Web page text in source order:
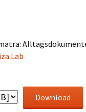
Lab
Download